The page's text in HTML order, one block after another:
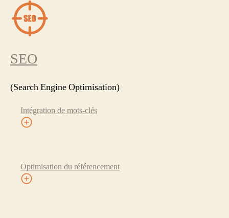
SEO
(Search Engine Optimisation)
Intégration de mots-clés
Optimisation du référencement